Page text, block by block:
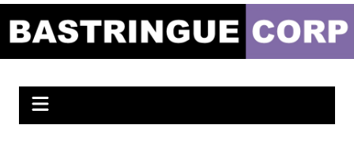
Bastringue Corp –
Musicales